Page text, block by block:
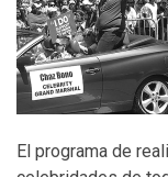
El programa de